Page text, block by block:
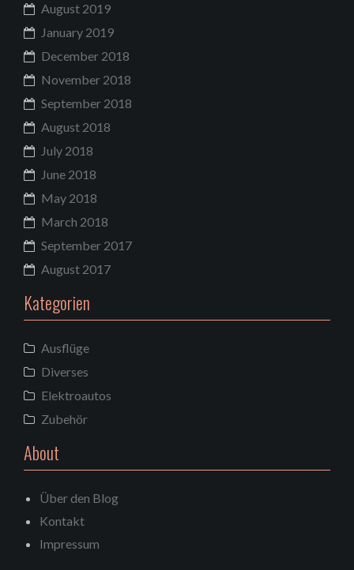
August 2019
January 2019
December 2018
November 2018
September 2018
August 2018
July 2018
June 2018
May 2018
March 2018
September 2017
August 2017
Kategorien
Ausflüge
Diverses
Elektroautos
Zubehör
About
Über den Blog
Kontakt
Impressum